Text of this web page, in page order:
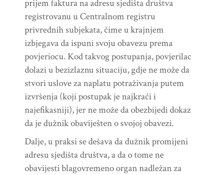
prijem faktura na adresu sjedišta društva
registrovanu u Centralnom registru
privrednih subjekata, čime u krajnjem
izbjegava da ispuni svoju obavezu prema
povjeriocu. Kod takvog postupanja, povjerilac
dolazi u bezizlaznu situaciju, gdje ne može da
stvori uslove za naplatu potraživanja putem
izvršenja (koji postupak je najkraći i
najefikasniji), jer ne može da obezbijedi dokaz
da je dužnik obaviješten o svojoj obavezi.
Dalje, u praksi se dešava da dužnik promijeni
adresu sjedišta društva, a da o tome ne
obavijesti blagovremeno organ nadležan za